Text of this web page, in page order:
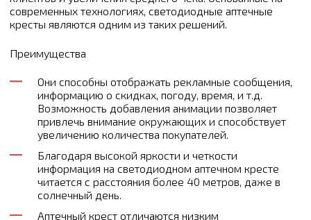
современных технологиях, светодиодные аптечные
кресты являются одним из таких решений.
Преимущества
Они способны отображать рекламные сообщения,
информацию о скидках, погоду, время, и т.д.
Возможность добавления анимации позволяет
привлечь внимание окружающих и способствует
увеличению количества покупателей.
Благодаря высокой яркости и четкости
информация на светодиодном аптечном кресте
читается с расстояния более 40 метров, даже в
солнечный день.
Аптечный крест отличаются низким